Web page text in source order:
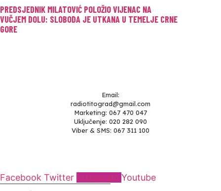
PREDSJEDNIK MILATOVIĆ POLOŽIO VIJENAC NA
VUČJEM DOLU: SLOBODA JE UTKANA U TEMELJE CRNE
GORE
Email:
radiotitograd@gmail.com
Marketing: 067 470 047
Uključenje: 020 282 090
Viber & SMS: 067 311 100
Facebook Twitter Instagram Youtube